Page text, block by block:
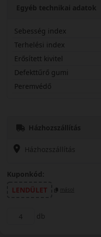
Egyéb technikai adatok
Sebesség index
Terhelési index
Erősített kivitel
Defekttűrő gumi
Peremvédő
Házhozszállítás
Házhozszállítás
Kuponkód:
LENDÜLET
másol
db